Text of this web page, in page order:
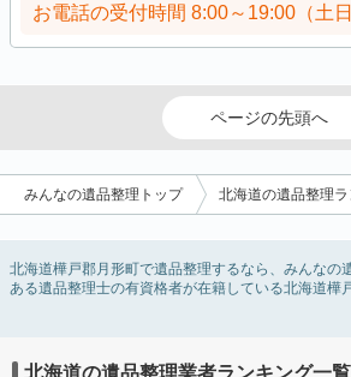
お電話の受付時間 8:00～19:00（土
ページの先頭へ
みんなの遺品整理トップ 北海道の遺品整理
北海道樺戸郡月形町で遺品整理するなら、みんなの
ある遺品整理士の有資格者が在籍している北海道樺
掲載されています。遺品処分を即日対応してくれる
ービスで絞り込み条件を利用し検索してみましょう。